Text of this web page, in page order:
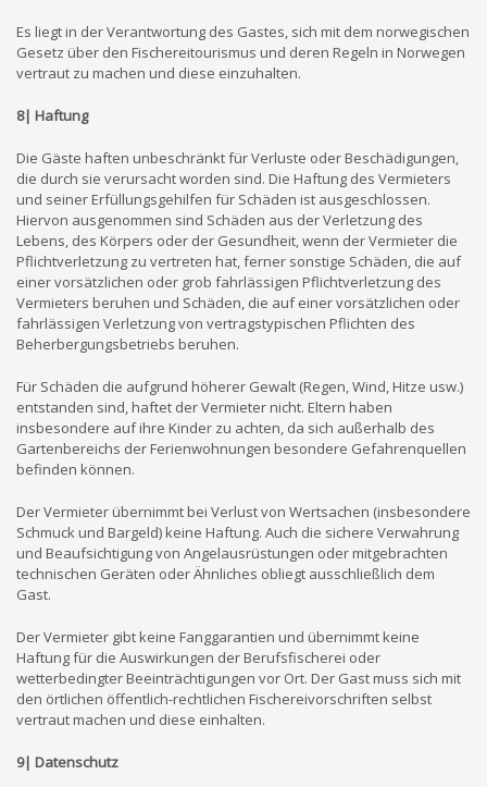
Es liegt in der Verantwortung des Gastes, sich mit dem norwegischen
Gesetz über den Fischereitourismus und deren Regeln in Norwegen
vertraut zu machen und diese einzuhalten.
8| Haftung
Die Gäste haften unbeschränkt für Verluste oder Beschädigungen,
die durch sie verursacht worden sind. Die Haftung des Vermieters
und seiner Erfüllungsgehilfen für Schäden ist ausgeschlossen.
Hiervon ausgenommen sind Schäden aus der Verletzung des
Lebens, des Körpers oder der Gesundheit, wenn der Vermieter die
Pflichtverletzung zu vertreten hat, ferner sonstige Schäden, die auf
einer vorsätzlichen oder grob fahrlässigen Pflichtverletzung des
Vermieters beruhen und Schäden, die auf einer vorsätzlichen oder
fahrlässigen Verletzung von vertragstypischen Pflichten des
Beherbergungsbetriebs beruhen.
Für Schäden die aufgrund höherer Gewalt (Regen, Wind, Hitze usw.)
entstanden sind, haftet der Vermieter nicht. Eltern haben
insbesondere auf ihre Kinder zu achten, da sich außerhalb des
Gartenbereichs der Ferienwohnungen besondere Gefahrenquellen
befinden können.
Der Vermieter übernimmt bei Verlust von Wertsachen (insbesondere
Schmuck und Bargeld) keine Haftung. Auch die sichere Verwahrung
und Beaufsichtigung von Angelausrüstungen oder mitgebrachten
technischen Geräten oder Ähnliches obliegt ausschließlich dem
Gast.
Der Vermieter gibt keine Fanggarantien und übernimmt keine
Haftung für die Auswirkungen der Berufsfischerei oder
wetterbedingter Beeinträchtigungen vor Ort. Der Gast muss sich mit
den örtlichen öffentlich-rechtlichen Fischereivorschriften selbst
vertraut machen und diese einhalten.
9| Datenschutz